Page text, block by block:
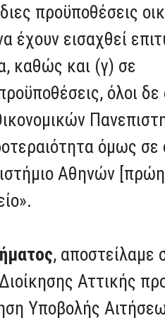
προϋποθέσεις
έχουν εισαχθεί
καθώς και (γ) σε
όλοι δε
όμως σε
Αθηνών
, αποστείλαμε
Αττικής
Υποβολής